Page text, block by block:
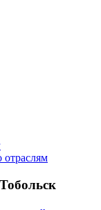
отраслям